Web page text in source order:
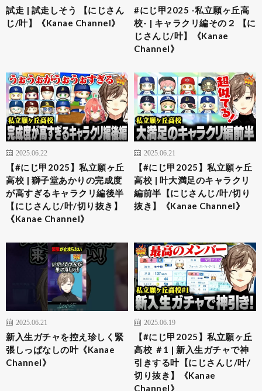
試走 | 試走しそう 【にじさん
じ/叶】《Kanae Channel》
#にじ甲2025 -私立願ヶ丘高
校- | キャラクリ編その２ 【に
じさんじ/叶】《Kanae
Channel》
2025.06.22
【#にじ甲2025】私立願ヶ丘
高校 | 獅子堂あかりの完成度
が高すぎるキャラクリ編後半
【にじさんじ/叶/切り抜き】
《Kanae Channel》
2025.06.21
【#にじ甲2025】私立願ヶ丘
高校 | 叶大満足のキャラクリ
編前半【にじさんじ/叶/切り
抜き】《Kanae Channel》
2025.06.21
新入生ガチャを控え珍しく緊
張しっぱなしの叶《Kanae
Channel》
2025.06.19
【#にじ甲2025】私立願ヶ丘
高校 ＃1 | 新入生ガチャで神
引きする叶【にじさんじ/叶/
切り抜き】《Kanae
Channel》